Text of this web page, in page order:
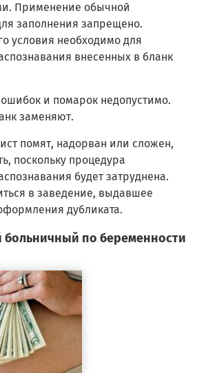
Применение обычной
заполнения запрещено.
условия необходимо для
внесенных в бланк
и помарок недопустимо.
заменяют.
помят, надорван или сложен,
поскольку процедура
будет затруднена.
в заведение, выдавшее
дубликата.
по беременности